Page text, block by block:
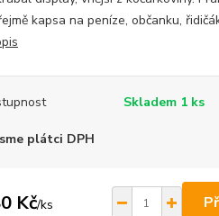
kapsa na peníze, občanku,
Skladem 1 ks
plátci DPH
Kč/ks